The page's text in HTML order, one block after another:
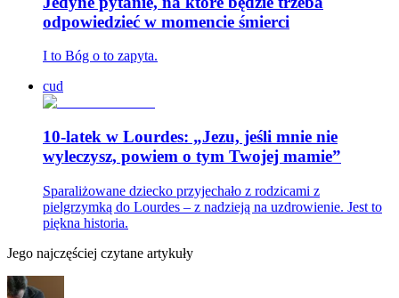
odpowiedzieć w momencie śmierci
I to Bóg o to zapyta.
cud
10-latek w Lourdes: „Jezu, jeśli mnie nie
wyleczysz, powiem o tym Twojej mamie”
Sparaliżowane dziecko przyjechało z rodzicami z
pielgrzymką do Lourdes – z nadzieją na uzdrowienie. Jest to
piękna historia.
Jego najczęściej czytane artykuły